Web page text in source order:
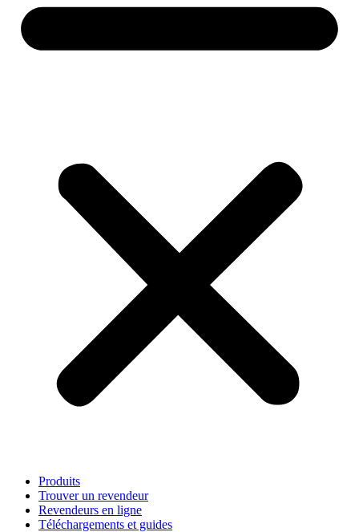
Produits
Trouver un revendeur
Revendeurs en ligne
Téléchargements et guides